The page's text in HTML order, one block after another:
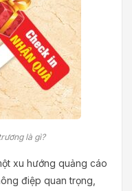
là gì?
xu hướng quảng cáo
điệp quan trọng,